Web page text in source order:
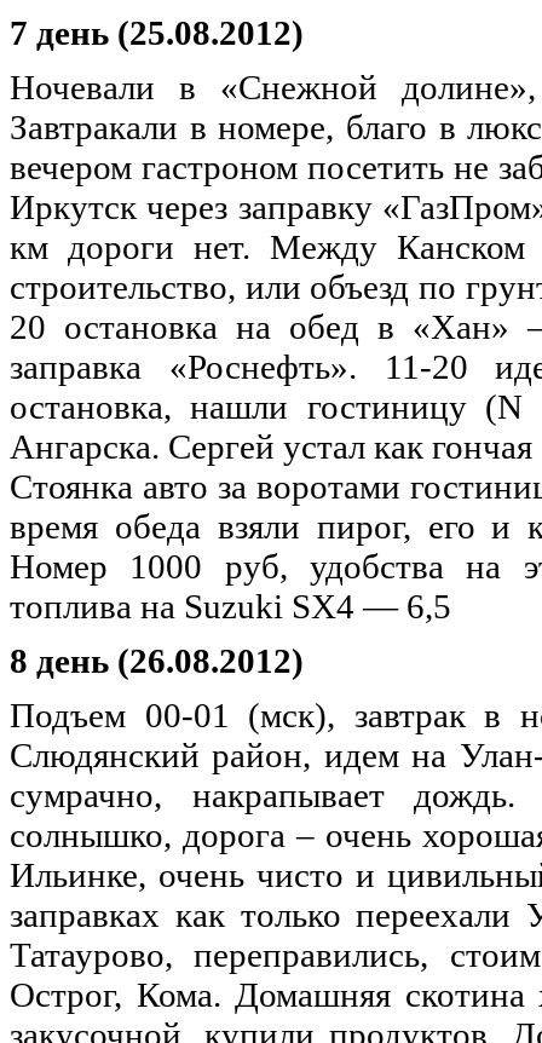
7 день (25.08.2012)
Ночевали в «Снежной
Завтракали в номере, благо в
вечером гастроном посетить не
Иркутск через заправку
км дороги нет. Между Канском
строительство, или объезд по
20 остановка на обед в «Хан»
заправка «Роснефть». 11-20
остановка, нашли гостиницу
Ангарска. Сергей устал как
Стоянка авто за воротами
время обеда взяли пирог, его и
Номер 1000 руб, удобства на
топлива на Suzuki SX4 — 6,5
8 день (26.08.2012)
Подъем 00-01 (мск), завтрак в
Слюдянский район, идем на
сумрачно, накрапывает
солнышко, дорога – очень
Ильинке, очень чисто и
заправках как только
Татаурово, переправились,
Острог, Кома. Домашняя
закусочной, купили продуктов.